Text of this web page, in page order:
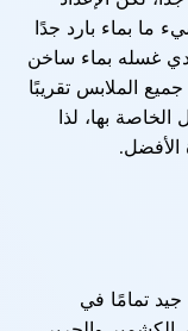
ما بماء بارد جدًا
غسله بماء ساخن
الملابس تقريبًا
بها، لذا
الأفضل.
تمامًا في